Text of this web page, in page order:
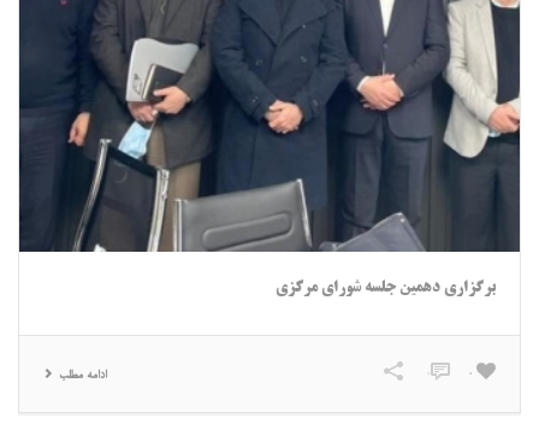
برگزاری دهمین جلسه شورای مرکزی
ادامه مطلب 0
0